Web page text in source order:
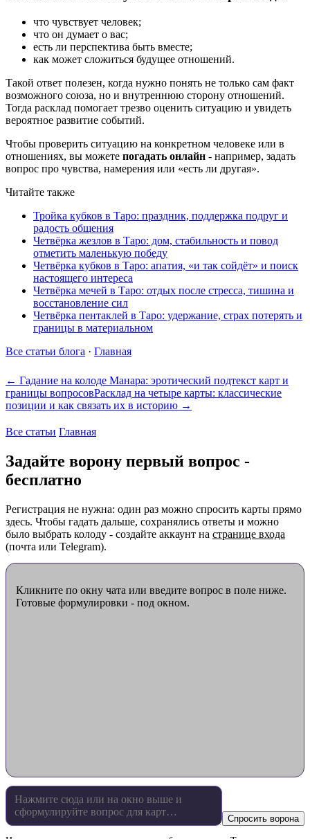
что чувствует человек;
что он думает о вас;
есть ли перспектива быть вместе;
как может сложиться будущее отношений.
Такой ответ полезен, когда нужно понять не только сам факт
возможного союза, но и внутреннюю сторону отношений.
Тогда расклад помогает трезво оценить ситуацию и увидеть
вероятное развитие событий.
Чтобы проверить ситуацию на конкретном человеке или в
отношениях, вы можете погадать онлайн - например, задать
вопрос про чувства, намерения или «есть ли другая».
Читайте также
Тройка кубков в Таро: праздник, поддержка подруг и
радость общения
Четвёрка жезлов в Таро: дом, стабильность и повод
отметить маленькую победу
Четвёрка кубков в Таро: апатия, «и так сойдёт» и поиск
настоящего интереса
Четвёрка мечей в Таро: отдых после стресса, тишина и
восстановление сил
Четвёрка пентаклей в Таро: удержание, страх потерять и
границы в материальном
Все статьи блога · Главная
← Гадание на колоде Манара: эротический подтекст карт и
границы вопросовРасклад на четыре карты: классические
позиции и как связать их в историю →
Все статьи Главная
Задайте ворону первый вопрос -
бесплатно
Регистрация не нужна: один раз можно спросить карты прямо
здесь. Чтобы гадать дальше, сохранялись ответы и можно
было выбрать колоду - создайте аккаунт на странице входа
(почта или Telegram).
Кликните по окну чата или введите вопрос в поле ниже.
Готовые формулировки - под окном.
Спросить ворона